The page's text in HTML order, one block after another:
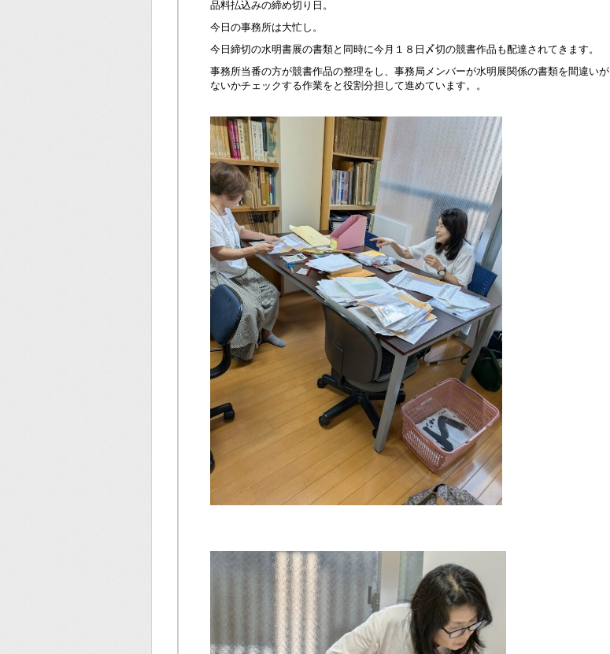
品料払込みの締め切り日。
今日の事務所は大忙し。
今日締切の水明書展の書類と同時に今月１８日〆切の競書作品も配達されてきます。
事務所当番の方が競書作品の整理をし、事務局メンバーが水明展関係の書類を間違いが
ないかチェックする作業をと役割分担して進めています。。